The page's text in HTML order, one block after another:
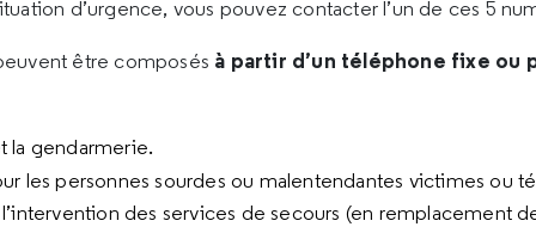
d’urgence, vous pouvez contacter l’un de ces 5
être composés à partir d’un téléphone fixe ou
la gendarmerie.
les personnes sourdes ou malentendantes victimes ou
des services de secours (en remplacement